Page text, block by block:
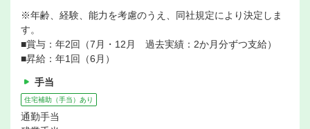
※年齢、経験、能力を考慮のうえ、同社規定により決定しま
す。
■賞与：年2回（7月・12月 過去実績：2か月分ずつ支給）
■昇給：年1回（6月）
手当
住宅補助（手当）あり
通勤手当